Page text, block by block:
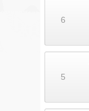
6
5